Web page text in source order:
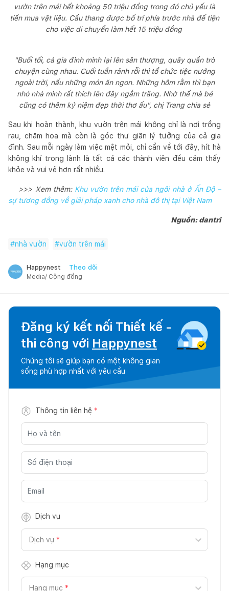
vườn trên mái hết khoảng 50 triệu đồng trong đó chủ yếu là
tiền mua vật liệu. Cầu thang được bố trí phía trước nhà để tiện
cho việc di chuyển làm hết 15 triệu đồng
"Buổi tối, cả gia đình mình lại lên sân thượng, quây quần trò
chuyện cùng nhau. Cuối tuần rảnh rỗi thì tổ chức tiệc nướng
ngoài trời, nấu những món ăn ngon. Những hôm rằm thì bạn
nhỏ nhà mình rất thích lên đây ngắm trăng. Nhờ thế mà bé
cũng có thêm kỷ niệm đẹp thời thơ ấu", chị Trang chia sẻ
Sau khi hoàn thành, khu vườn trên mái không chỉ là nơi trồng
rau, chăm hoa mà còn là góc thư giãn lý tưởng của cả gia
đình. Sau mỗi ngày làm việc mệt mỏi, chỉ cần về tới đây, hít hà
không khí trong lành là tất cả các thành viên đều cảm thấy
khỏe và vui vẻ hơn rất nhiều.
>>> Xem thêm: Khu vườn trên mái của ngôi nhà ở Ấn Độ –
sự tương đồng về giải pháp xanh cho nhà đô thị tại Việt Nam
Nguồn: dantri
#nhà vườn #vườn trên mái
Happynest Theo dõi
Media/ Cộng đồng
Đăng ký kết nối Thiết kế -
thi công với Happynest
Chúng tôi sẽ giúp bạn có một không gian
sống phù hợp nhất với yêu cầu
Thông tin liên hệ *
Dịch vụ
Dịch vụ *
Hạng mục
Hạng mục *